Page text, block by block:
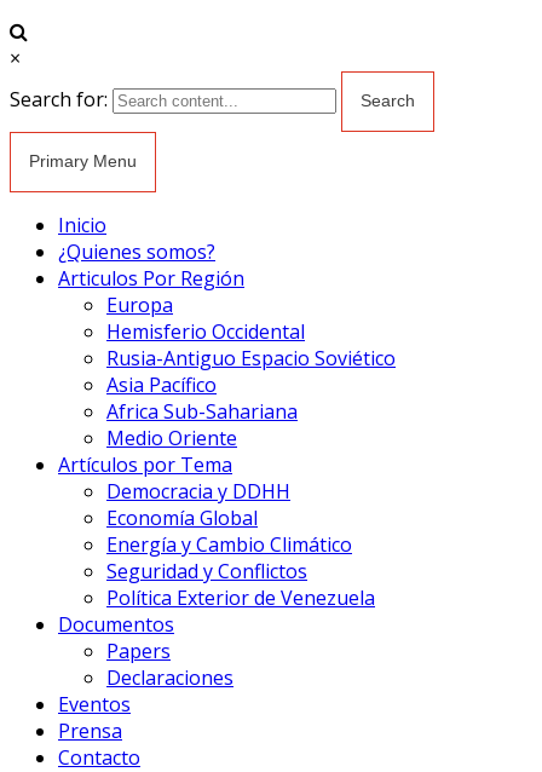
×
Search for:
Primary Menu
Inicio
¿Quienes somos?
Articulos Por Región
Europa
Hemisferio Occidental
Rusia-Antiguo Espacio Soviético
Asia Pacífico
Africa Sub-Sahariana
Medio Oriente
Artículos por Tema
Democracia y DDHH
Economía Global
Energía y Cambio Climático
Seguridad y Conflictos
Política Exterior de Venezuela
Documentos
Papers
Declaraciones
Eventos
Prensa
Contacto